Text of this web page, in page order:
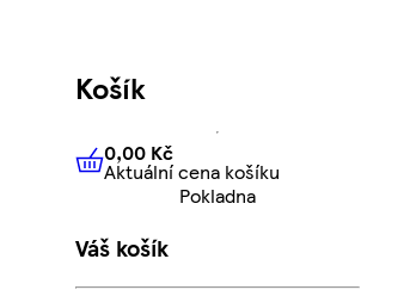
Košík
0,00 KčAktuální cena košíku
0,00 Kč
Aktuální cena košíku
Pokladna
Váš košík